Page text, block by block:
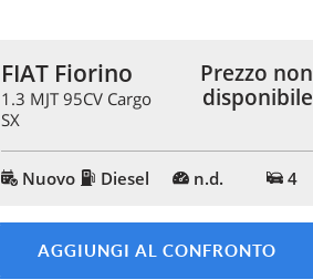
FIAT Fiorino
1.3 MJT 95CV Cargo
SX
Prezzo non
disponibile
Nuovo Diesel n.d. 4
AGGIUNGI AL CONFRONTO